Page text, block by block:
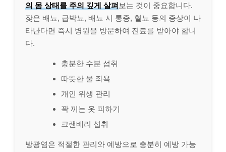
의 몸 상태를 주의 깊게 살펴 보는 것이 중요합니다.
잦은 배뇨, 급박뇨, 배뇨 시 통증, 혈뇨 등의 증상이 나
타난다면 즉시 병원을 방문하여 진료를 받아야 합니
다.
충분한 수분 섭취
따뜻한 물 좌욕
개인 위생 관리
꽉 끼는 옷 피하기
크랜베리 섭취
방광염은 적절한 관리와 예방으로 충분히 예방 가능